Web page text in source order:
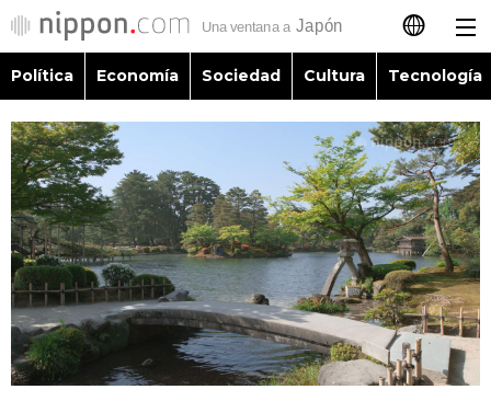
日本語
English
简体字
繁體字
Français
العربية
Política
Economía
Sociedad
Política Economía Sociedad Cultura Tecnología